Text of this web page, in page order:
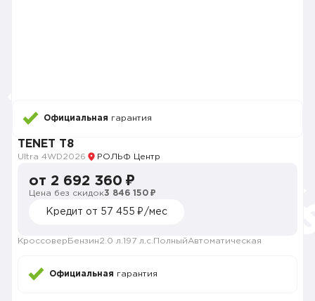
Официальная гарантия
TENET T8
Ultra 4WD2026 РОЛЬФ Центр
от 2 692 360 ₽
Цена без скидок3 846 150 ₽
Кредит от 57 455 ₽/мес
Кроссовер Бензин2.0 л. 197 л.с. ПолныйАвтоматическая
Официальная гарантия